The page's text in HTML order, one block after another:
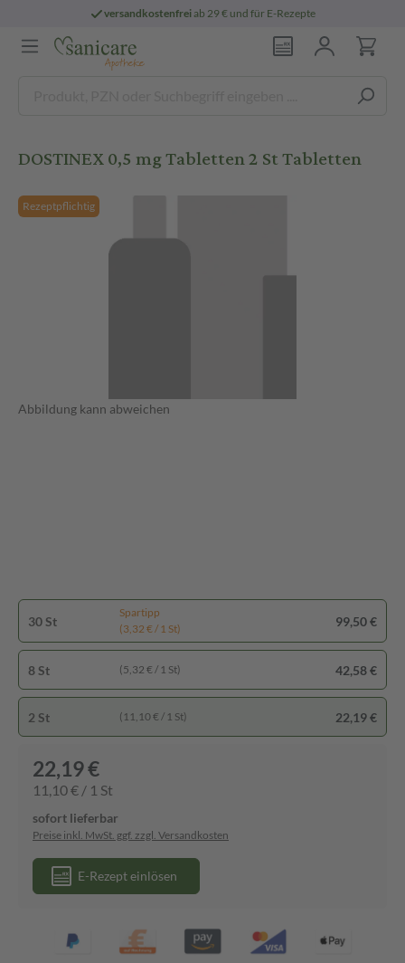
versandkostenfreiab 29 € und für E-Rezepte
DOSTINEX 0,5 mg Tabletten 2 St Tabletten
Rezeptpflichtig
Abbildung kann abweichen
30 St
Spartipp
(3,32 € / 1 St)
99,50 €
8 St (5,32 € / 1 St) 42,58 €
2 St (11,10 € / 1 St) 22,19 €
22,19 €
11,10 € / 1 St
sofort lieferbar
Preise inkl. MwSt. ggf. zzgl. Versandkosten
E-Rezept einlösen